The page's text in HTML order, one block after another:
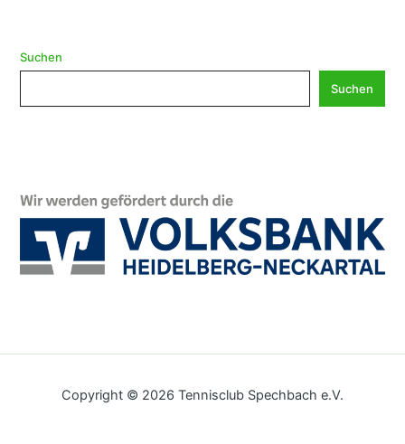
h
i
Suchen
Suchen
Copyright © 2026 Tennisclub Spechbach e.V.